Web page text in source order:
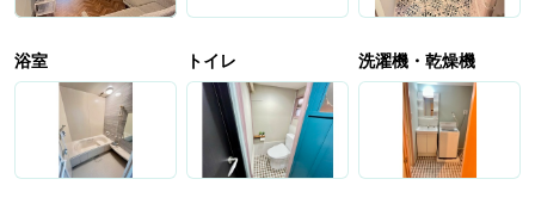
浴室 トイレ 洗濯機・乾燥機